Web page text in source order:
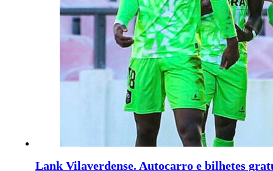
Lank Vilaverdense. Autocarro e bilhetes